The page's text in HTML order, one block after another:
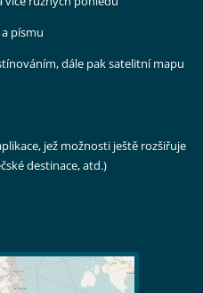
písmu
dále pak satelitní mapu
jež možnosti ještě rozšiřuje
destinace, atd.)